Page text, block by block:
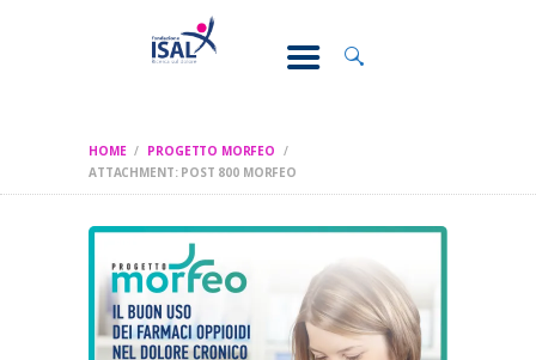
HOME
PROGETTO MORFEO
ATTACHMENT: POST 800 MORFEO
CONOSCI IL
DOLORE
RICERCA
FORMAZIONE
CHI SIAMO